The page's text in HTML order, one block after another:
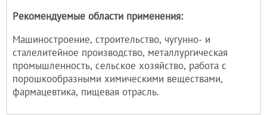
Рекомендуемые области применения:
Машиностроение, строительство, чугунно- и
сталелитейное производство, металлургическая
промышленность, сельское хозяйство, работа с
порошкообразными химическими веществами,
фармацевтика, пищевая отрасль.